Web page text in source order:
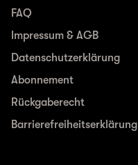
FAQ
Impressum & AGB
Datenschutzerklärung
Abonnement
Rückgaberecht
Barrierefreiheitserklärung